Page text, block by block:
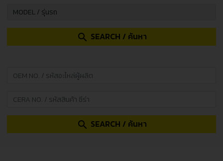
search SEARCH / ค้นหา
search SEARCH / ค้นหา